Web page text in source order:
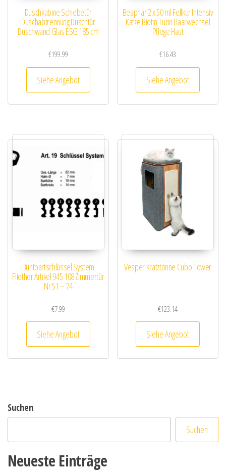
Duschkabine Schiebetür
Duschabtrennung Duschtür
Duschwand Glas ESG 185 cm
€199.99
Siehe Angebot
Beaphar 2 x 50 ml Fellkur Intensiv
Katze Biotin Turin Haarwechsel
Pflege Haut
€16.43
Siehe Angebot
Buntbartschlüssel System
Fliether Artikel 945 108 Zimmertür
Nr 51 – 74
€7.99
Siehe Angebot
Vesper Kratztonne Cubo Tower
€123.14
Siehe Angebot
Suchen
Suchen
Neueste Einträge